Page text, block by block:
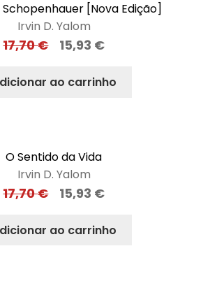
[Nova Edição]
Irvin D. Yalom
17,70€ 15,93 €
ao carrinho
O Sentido da Vida
Irvin D. Yalom
17,70€ 15,93 €
ao carrinho